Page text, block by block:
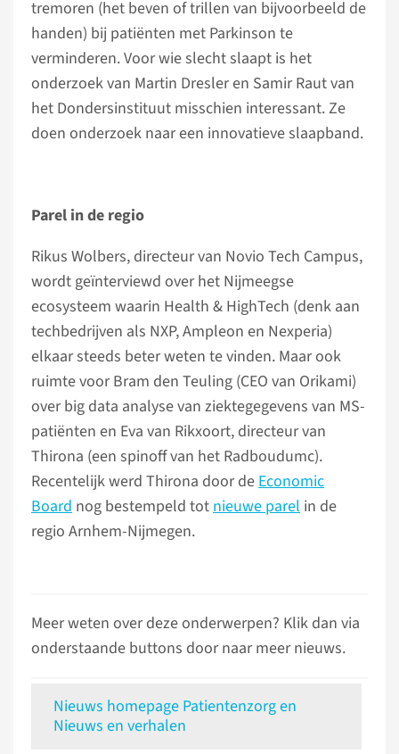
tremoren (het beven of trillen van bijvoorbeeld de
handen) bij patiënten met Parkinson te
verminderen. Voor wie slecht slaapt is het
onderzoek van Martin Dresler en Samir Raut van
het Dondersinstituut misschien interessant. Ze
doen onderzoek naar een innovatieve slaapband.
Parel in de regio
Rikus Wolbers, directeur van Novio Tech Campus,
wordt geïnterviewd over het Nijmeegse
ecosysteem waarin Health & HighTech (denk aan
techbedrijven als NXP, Ampleon en Nexperia)
elkaar steeds beter weten te vinden. Maar ook
ruimte voor Bram den Teuling (CEO van Orikami)
over big data analyse van ziektegegevens van MS-
patiënten en Eva van Rikxoort, directeur van
Thirona (een spinoff van het Radboudumc).
Recentelijk werd Thirona door deEconomic
Board nog bestempeld totnieuwe parel in de
regio Arnhem-Nijmegen.
Meer weten over deze onderwerpen? Klik dan via
onderstaande buttons door naar meer nieuws.
Nieuws homepage Patientenzorg en
Nieuws en verhalen